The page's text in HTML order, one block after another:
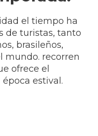
el tiempo ha
de turistas, tanto
brasileños,
mundo. recorren
ofrece el
estival.